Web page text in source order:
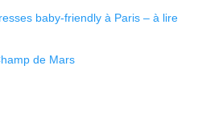
baby-friendly à Paris – à lire
de Mars